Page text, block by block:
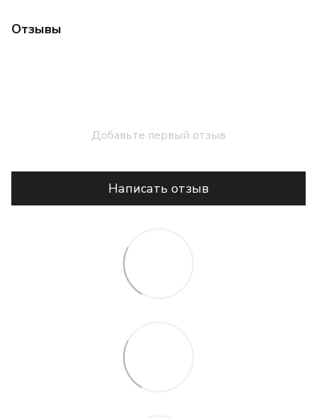
Отзывы
Добавьте первый отзыв
Написать отзыв